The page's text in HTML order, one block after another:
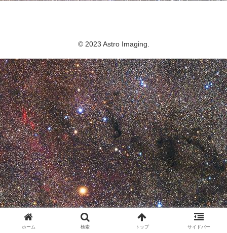
© 2023 Astro Imaging.
ホーム 検索 トップ サイドバー